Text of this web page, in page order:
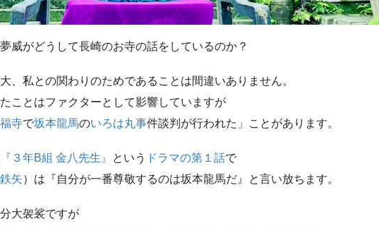
威がどうして長崎のお寺の話をしているのか？
、私との関わりのためであることは間違いありません。
ことはファクターとして影響していますが
寺で坂本龍馬のいろは丸事件談判が行われた」ことがあります。
『３年B組 金八先生』 という ドラマの第１話で
矢）は『自分が一番尊敬するのは坂本龍馬だ』と言い放ちます。
大袈裟ですが